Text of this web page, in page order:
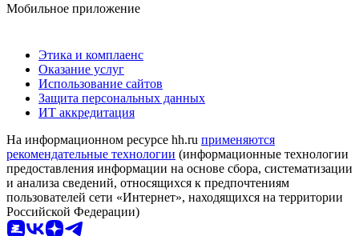
Мобильное приложение
Этика и комплаенс
Оказание услуг
Использование сайтов
Защита персональных данных
ИТ аккредитация
На информационном ресурсе hh.ru применяются
рекомендательные технологии (информационные технологии
предоставления информации на основе сбора, систематизации
и анализа сведений, относящихся к предпочтениям
пользователей сети «Интернет», находящихся на территории
Российской Федерации)